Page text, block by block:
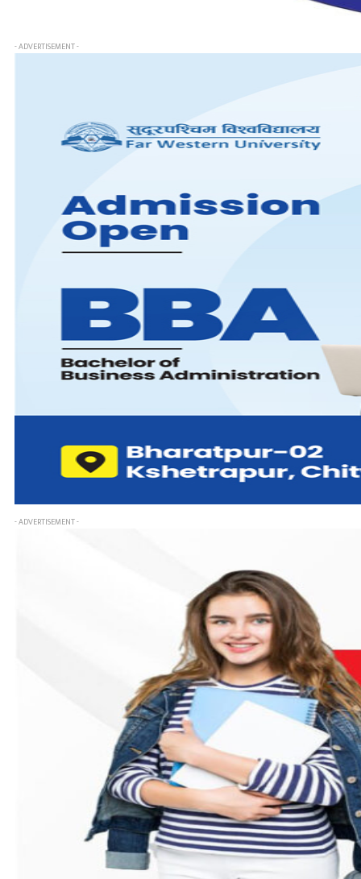
- ADVERTISEMENT -
- ADVERTISEMENT -